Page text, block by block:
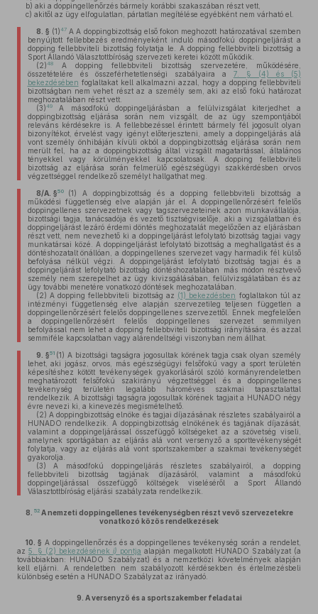
b) aki a doppingellenőrzés bármely korábbi szakaszában részt vett,
c) akitől az ügy elfogulatlan, pártatlan megítélése egyébként nem várható el.
8. § (1)47A A doppingbizottság első fokon meghozott határozatával szemben
benyújtott fellebbezés eredményeként induló másodfokú doppingeljárást a
dopping fellebbviteli bizottság folytatja le. A dopping fellebbviteli bizottság a
Sport Állandó Választottbíróság szervezeti keretei között működik.
(2)48A dopping fellebbviteli bizottság szervezetére, működésére,
összetételére és összeférhetetlenségi szabályaira a 7. § (4) és (5)
bekezdésében foglaltakat kell alkalmazni azzal, hogy a dopping fellebbviteli
bizottságban nem vehet részt az a személy sem, aki az első fokú határozat
meghozatalában részt vett.
(3)49A másodfokú doppingeljárásban a felülvizsgálat kiterjedhet a
doppingbizottság eljárása során nem vizsgált, de az ügy szempontjából
releváns kérdésekre is. A fellebbezéssel érintett bármely fél jogosult olyan
bizonyítékot, érvelést vagy igényt előterjeszteni, amely a doppingeljárás alá
vont személy önhibáján kívüli okból a doppingbizottság eljárása során nem
merült fel, ha az a doppingbizottság által vizsgált magatartással, általános
tényekkel vagy körülményekkel kapcsolatosak. A dopping fellebbviteli
bizottság az eljárása során felmerülő egészségügyi szakkérdésben orvos
végzettséggel rendelkező személyt hallgathat meg.
8/A. §50 (1)
A doppingbizottság és a dopping fellebbviteli bizottság a
működési függetlenség elve alapján jár el. A doppingellenőrzésért felelős
doppingellenes szervezetnek vagy tagszervezeteinek azon munkavállalója,
bizottsági tagja, tanácsadója és vezető tisztségviselője, aki a vizsgálatban és
doppingeljárást lezáró érdemi döntés meghozatalát megelőzően az eljárásban
részt vett, nem nevezhető ki a doppingeljárást lefolytató bizottság tagjai vagy
munkatársai közé. A doppingeljárást lefolytató bizottság a meghallgatást és a
döntéshozatalt önállóan, a doppingellenes szervezet vagy harmadik fél külső
befolyása nélkül végzi. A doppingeljárást lefolytató bizottság tagjai és a
doppingeljárást lefolytató bizottság döntéshozatalában más módon résztvevő
személy nem szerepelhet az ügy kivizsgálásában, felülvizsgálatában és az
ügy további menetére vonatkozó döntések meghozatalában.
(2) A dopping fellebbviteli bizottság az (1) bekezdésben foglaltakon túl az
intézményi függetlenség elve alapján szervezetileg teljesen független a
doppingellenőrzésért felelős doppingellenes szervezettől. Ennek megfelelően
a doppingellenőrzésért felelős doppingellenes szervezet semmilyen
befolyással nem lehet a dopping fellebbviteli bizottság irányítására, és azzal
semmiféle kapcsolatban vagy alárendeltségi viszonyban nem állhat.
9. §51 (1) A bizottsági tagságra jogosultak körének tagja csak olyan személy
lehet, aki jogász, orvos, más egészségügyi felsőfokú vagy a sport területén
képesítéshez kötött tevékenységek gyakorlásáról szóló kormányrendeletben
meghatározott felsőfokú szakirányú végzettséggel és a doppingellenes
tevékenység területén legalább hároméves szakmai tapasztalattal
rendelkezik. A bizottsági tagságra jogosultak körének tagjait a HUNADO négy
évre nevezi ki, a kinevezés megismételhető.
(2) A doppingbizottság elnöke és tagjai díjazásának részletes szabályairól a
HUNADO rendelkezik. A doppingbizottság elnökének és tagjának díjazását,
valamint a doppingeljárással összefüggő költségeket az a szövetség viseli,
amelynek sportágában az eljárás alá vont versenyző a sporttevékenységét
folytatja, vagy az eljárás alá vont sportszakember a szakmai tevékenységét
gyakorolja.
(3) A másodfokú doppingeljárás részletes szabályairól, a dopping
fellebbviteli bizottság tagjának díjazásáról, valamint a másodfokú
doppingeljárással összefüggő költségek viseléséről a Sport Állandó
Választottbíróság eljárási szabályzata rendelkezik.
8. 52A nemzeti doppingellenes tevékenységben részt vevő szervezetekre
vonatkozó közös rendelkezések
10. § A doppingellenőrzés és a doppingellenes tevékenység során a rendelet,
az 5. § (2) bekezdésének i) pontja alapján megalkotott HUNADO Szabályzat (a
továbbiakban: HUNADO Szabályzat) és a nemzetközi követelmények alapján
kell eljárni. A rendeletben nem szabályozott kérdésekben és értelmezésbeli
különbség esetén a HUNADO Szabályzat az irányadó.
9. A versenyző és a sportszakember feladatai